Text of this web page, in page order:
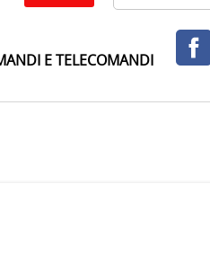
E TELECOMANDI